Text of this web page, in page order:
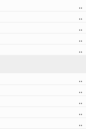
..
..
..
..
..
..
..
..
..
..